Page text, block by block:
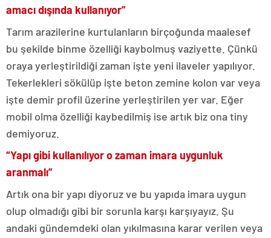
amacı dışında kullanıyor”
Tarım arazilerine kurtulanların birçoğunda maalesef
bu şekilde binme özelliği kaybolmuş vaziyette. Çünkü
oraya yerleştirildiği zaman işte yeni ilaveler yapılıyor.
Tekerlekleri sökülüp işte beton zemine kolon var veya
işte demir profil üzerine yerleştirilen yer var. Eğer
mobil olma özelliği kaybedilmiş ise artık biz ona tiny
demiyoruz.
“Yapı gibi kullanılıyor o zaman imara uygunluk
aranmalı”
Artık ona bir yapı diyoruz ve bu yapıda imara uygun
olup olmadığı gibi bir sorunla karşı karşıyayız. Şu
andaki gündemdeki olan yıkılmasına karar verilen veya